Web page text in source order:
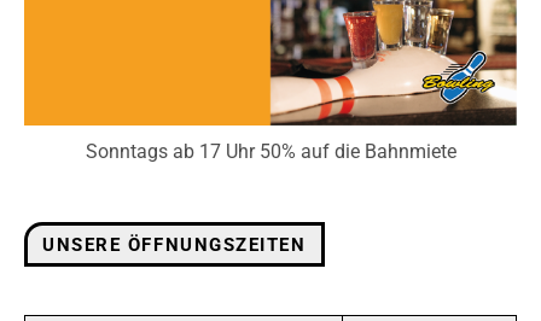
Sonntags ab 17 Uhr 50% auf die Bahnmiete
UNSERE ÖFFNUNGSZEITEN